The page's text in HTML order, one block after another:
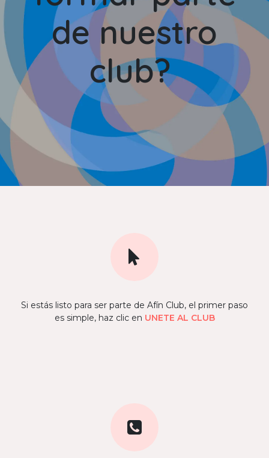
de nuestro
club?
Si estás listo para ser parte de Afín Club, el primer paso
es simple, haz clic en UNETE AL CLUB